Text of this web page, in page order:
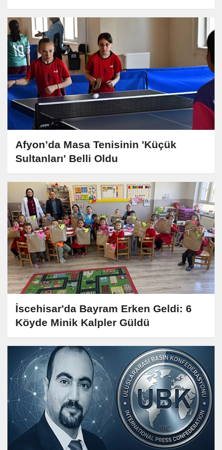
Afyon’da Masa Tenisinin 'Küçük
Sultanları' Belli Oldu
İscehisar'da Bayram Erken Geldi: 6
Köyde Minik Kalpler Güldü